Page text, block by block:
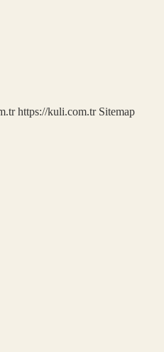
https://kuli.com.tr Sitemap